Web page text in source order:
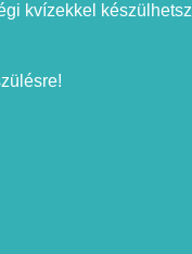
kvízekkel készülhetsz